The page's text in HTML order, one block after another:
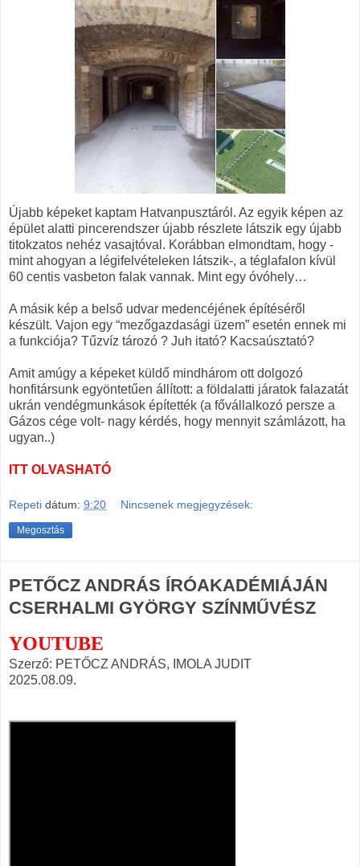
Újabb képeket kaptam Hatvanpusztáról. Az egyik képen az
épület alatti pincerendszer újabb részlete látszik egy újabb
titokzatos nehéz vasajtóval. Korábban elmondtam, hogy -
mint ahogyan a légifelvételeken látszik-, a téglafalon kívül
60 centis vasbeton falak vannak. Mint egy óvóhely…
A másik kép a belső udvar medencéjének építéséről
készült. Vajon egy “mezőgazdasági üzem” esetén ennek mi
a funkciója? Tűzvíz tározó ? Juh itató? Kacsaúsztató?
Amit amúgy a képeket küldő mindhárom ott dolgozó
honfitársunk egyöntetűen állított: a földalatti járatok falazatát
ukrán vendégmunkások építették (a fővállalkozó persze a
Gázos cége volt- nagy kérdés, hogy mennyit számlázott, ha
ugyan..)
ITT OLVASHATÓ
Repeti dátum: 9:20 Nincsenek megjegyzések:
Megosztás
PETŐCZ ANDRÁS ÍRÓAKADÉMIÁJÁN
CSERHALMI GYÖRGY SZÍNMŰVÉSZ
YOUTUBE
Szerző: PETŐCZ ANDRÁS, IMOLA JUDIT
2025.08.09.